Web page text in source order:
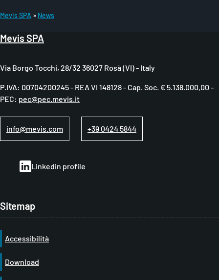
r
c
i
o
l
e
a
n
e
Mevis SPA News
Mevis SPA
Via Borgo Tocchi, 28/32 36027 Rosà (VI) - Italy
P.IVA: 00704200245 - REA VI 148128 - Cap. Soc. € 5.138.000,00 -
PEC: pec@pec.mevis.it
info@mevis.com +39 0424 5844
Linkedin profile
Sitemap
Accessibilità
Download